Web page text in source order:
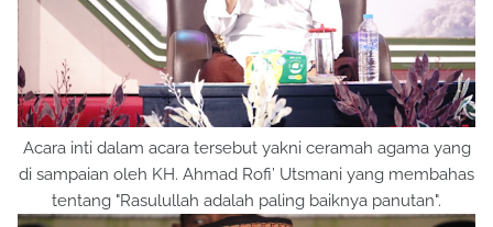
Acara inti dalam acara tersebut yakni ceramah agama yang
di sampaian oleh KH. Ahmad Rofi’ Utsmani yang membahas
tentang "Rasulullah adalah paling baiknya panutan".